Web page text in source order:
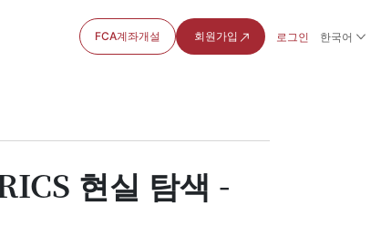
FCA계좌개설 회원가입 로그인 한국어
현실 탐색 -